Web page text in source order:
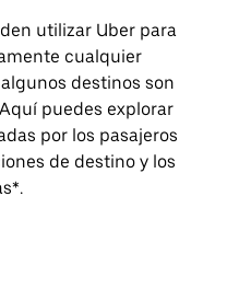
utilizar Uber para
cualquier
destinos son
puedes explorar
por los pasajeros
de destino y los